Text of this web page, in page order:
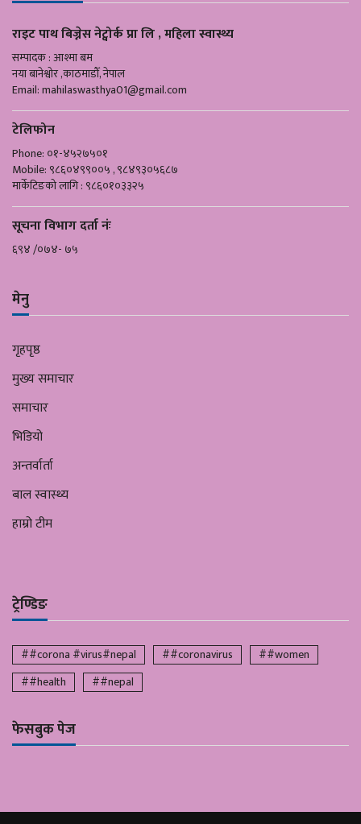
राइट पाथ बिज्नेस नेट्वोर्क प्रा लि , महिला स्वास्थ्य
सम्पादक : आश्मा बम
नया बानेश्वोर ,काठमाडौँ, नेपाल
Email:mahilaswasthya01@gmail.com
टेलिफोन
Phone: ०१-४५२७५०१
Mobile: ९८६०४९९००५ , ९८४९३०५६८७
मार्केटिङको लागि : ९८६०१०३३२५
सूचना विभाग दर्ता नंः
६९४ /०७४- ७५
मेनु
गृहपृष्ठ
मुख्य समाचार
समाचार
भिडियो
अन्तर्वार्ता
बाल स्वास्थ्य
हाम्रो टीम
ट्रेण्डिङ
##corona #virus#nepal ##coronavirus
##women
##health
##nepal
फेसबुक पेज